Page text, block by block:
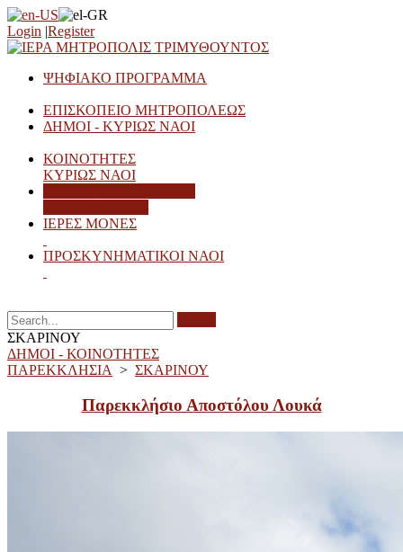
Login |Register
ΨΗΦΙΑΚΟ ΠΡΟΓΡΑΜΜΑ
ΕΠΙΣΚΟΠΕΙΟ ΜΗΤΡΟΠΟΛΕΩΣ
ΔΗΜΟΙ - ΚΥΡΙΩΣ ΝΑΟΙ
ΚΟΙΝΟΤΗΤΕΣ
ΚΥΡΙΩΣ ΝΑΟΙ
ΙΕΡΕΣ ΜΟΝΕΣ
ΠΡΟΣΚΥΝΗΜΑΤΙΚΟΙ ΝΑΟΙ
ΣΚΑΡΙΝΟΥ
ΔΗΜΟΙ - ΚΟΙΝΟΤΗΤΕΣ
ΠΑΡΕΚΚΛΗΣΙΑ > ΣΚΑΡΙΝΟΥ
Παρεκκλήσιο Αποστόλου Λουκά